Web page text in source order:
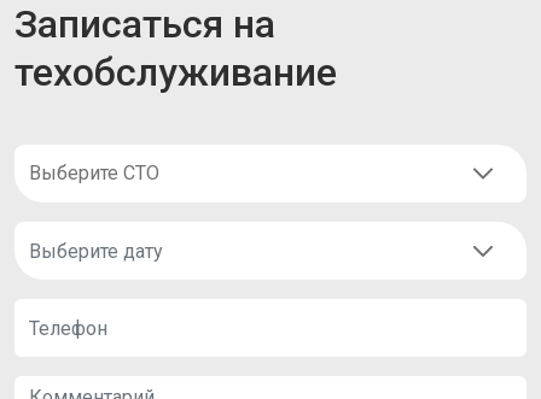
Записаться на
техобслуживание